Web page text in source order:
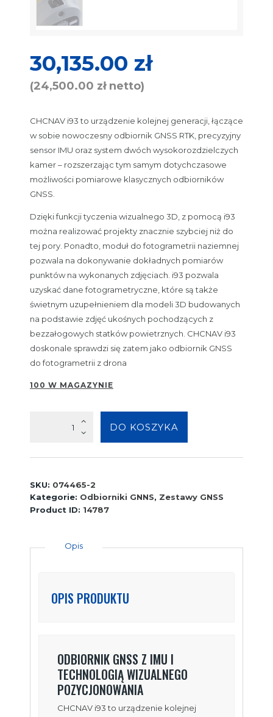
30,135.00 zł
(24,500.00 złnetto)
CHCNAV i93 to urządzenie kolejnej generacji, łączące
w sobie nowoczesny odbiornik GNSS RTK, precyzyjny
sensor IMU oraz system dwóch wysokorozdzielczych
kamer – rozszerzając tym samym dotychczasowe
możliwości pomiarowe klasycznych odbiorników
GNSS.
Dzięki funkcji tyczenia wizualnego 3D, z pomocą i93
można realizować projekty znacznie szybciej niż do
tej pory. Ponadto, moduł do fotogrametrii naziemnej
pozwala na dokonywanie dokładnych pomiarów
punktów na wykonanych zdjęciach. i93 pozwala
uzyskać dane fotogrametryczne, które są także
świetnym uzupełnieniem dla modeli 3D budowanych
na podstawie zdjęć ukośnych pochodzących z
bezzałogowych statków powietrznych. CHCNAV i93
doskonale sprawdzi się zatem jako odbiornik GNSS
do fotogrametrii z drona
100 W MAGAZYNIE
DO KOSZYKA
SKU: 074465-2
Kategorie: Odbiorniki GNNS, Zestawy GNSS
Product ID: 14787
Opis
OPIS PRODUKTU
ODBIORNIK GNSS Z IMU I
TECHNOLOGIĄ WIZUALNEGO
POZYCJONOWANIA
CHCNAV i93 to urządzenie kolejnej